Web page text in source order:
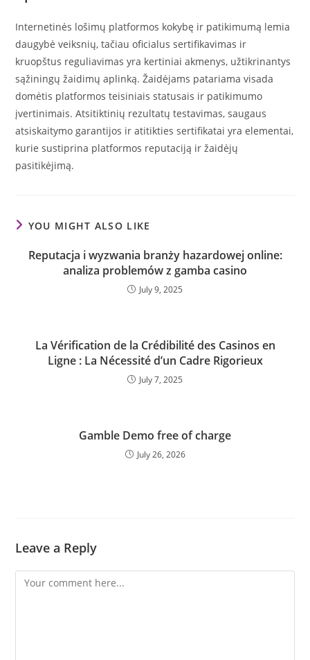
Internetinės lošimų platformos kokybę ir patikimumą lemia
daugybė veiksnių, tačiau oficialus sertifikavimas ir
kruopštus reguliavimas yra kertiniai akmenys, užtikrinantys
sąžiningų žaidimų aplinką. Žaidėjams patariama visada
domėtis platformos teisiniais statusais ir patikimumo
įvertinimais. Atsitiktinių rezultatų testavimas, saugaus
atsiskaitymo garantijos ir atitikties sertifikatai yra elementai,
kurie sustiprina platformos reputaciją ir žaidėjų
pasitikėjimą.
YOU MIGHT ALSO LIKE
Reputacja i wyzwania branży hazardowej online:
analiza problemów z gamba casino
July 9, 2025
La Vérification de la Crédibilité des Casinos en
Ligne : La Nécessité d’un Cadre Rigorieux
July 7, 2025
Gamble Demo free of charge
July 26, 2026
Leave a Reply